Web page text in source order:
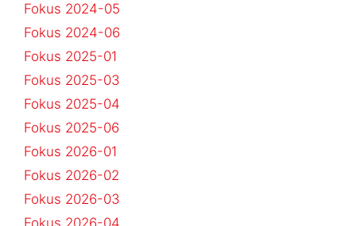
Fokus 2024-05
Fokus 2024-06
Fokus 2025-01
Fokus 2025-03
Fokus 2025-04
Fokus 2025-06
Fokus 2026-01
Fokus 2026-02
Fokus 2026-03